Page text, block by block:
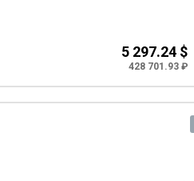
5 297.24 $
428 701.93 ₽